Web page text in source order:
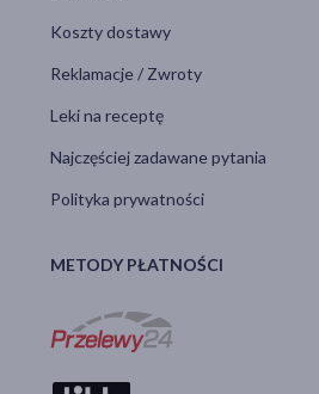
Koszty dostawy
Reklamacje / Zwroty
Leki na receptę
Najczęściej zadawane pytania
Polityka prywatności
METODY PŁATNOŚCI